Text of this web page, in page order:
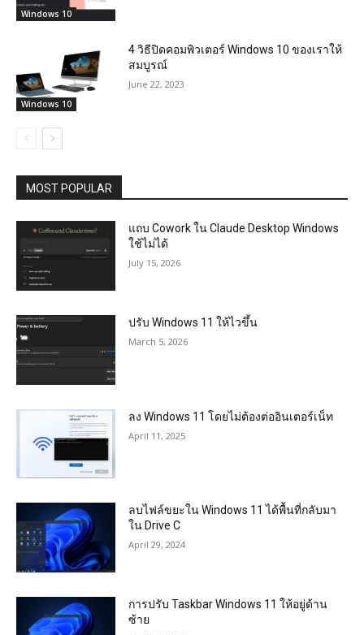
Windows 10
Windows 10
4 วิธีปิดคอมพิวเตอร์ Windows 10 ของเราให้
สมบูรณ์
June 22, 2023
MOST POPULAR
แถบ Cowork ใน Claude Desktop Windows
ใช้ไม่ได้
July 15, 2026
ปรับ Windows 11 ให้ไวขึ้น
March 5, 2026
ลง Windows 11 โดยไม่ต้องต่ออินเตอร์เน็ท
April 11, 2025
ลบไฟล์ขยะใน Windows 11 ได้พื้นที่กลับมา
ใน Drive C
April 29, 2024
การปรับ Taskbar Windows 11 ให้อยู่ด้าน
ซ้าย